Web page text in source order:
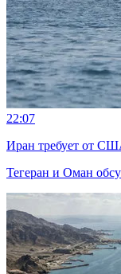
22:07
Иран требует от
Тегеран и Оман